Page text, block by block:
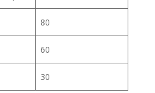
80
60
30